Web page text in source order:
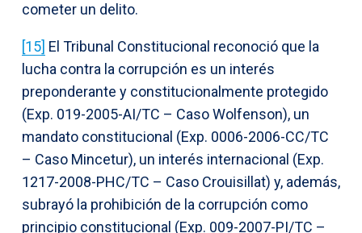
cometer un delito.
[15] El Tribunal Constitucional reconoció que la
lucha contra la corrupción es un interés
preponderante y constitucionalmente protegido
(Exp. 019-2005-AI/TC – Caso Wolfenson), un
mandato constitucional (Exp. 0006-2006-CC/TC
– Caso Mincetur), un interés internacional (Exp.
1217-2008-PHC/TC – Caso Crouisillat) y, además,
subrayó la prohibición de la corrupción como
principio constitucional (Exp. 009-2007-PI/TC –